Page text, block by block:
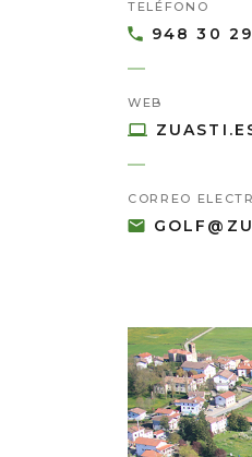
TELÉFONO
948 30
WEB
CORREO